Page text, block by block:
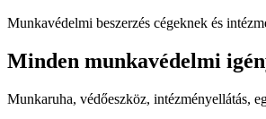
Munkavédelmi beszerzés cégeknek és
Minden munkavédelmi
Munkaruha, védőeszköz, intézményellátás,